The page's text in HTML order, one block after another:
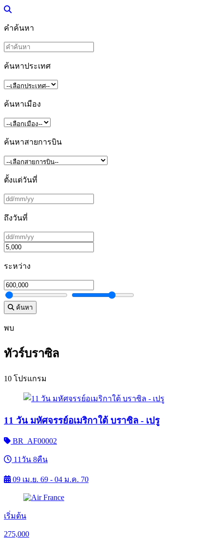
คำค้นหา
ค้นหาประเทศ
ค้นหาเมือง
ค้นหาสายการบิน
ตั้งแต่วันที่
ถึงวันที่
ระหว่าง
ค้นหา
พบ
ทัวร์บราซิล
10 โปรแกรม
11 วัน มหัศจรรย์อเมริกาใต้ บราซิล - เปรู
BR_AF00002
11วัน 8คืน
09 เม.ย. 69 - 04 ม.ค. 70
เริ่มต้น
275,000